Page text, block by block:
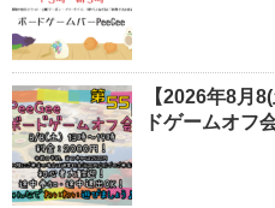
【2026年8月
ドゲームオフ